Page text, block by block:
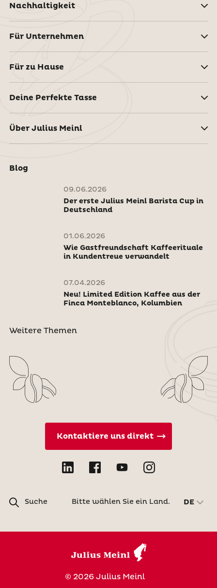
Nachhaltigkeit
Für Unternehmen
Für zu Hause
Deine Perfekte Tasse
Über Julius Meinl
Blog
09.06.2026
Der erste Julius Meinl Barista Cup in
Deutschland
01.06.2026
Wie Gastfreundschaft Kaffeerituale
in Kundentreue verwandelt
07.04.2026
Neu! Limited Edition Kaffee aus der
Finca Monteblanco, Kolumbien
Weitere Themen
Suche
Kontaktiere uns direkt
Bitte wählen Sie ein Land. DE
© 2026 Julius Meinl